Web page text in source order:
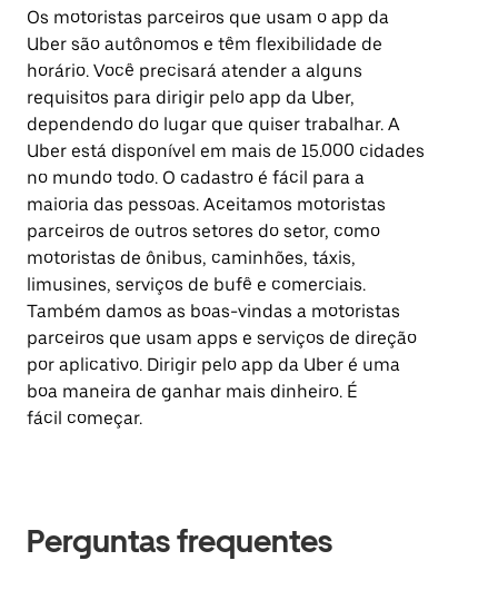
Os motoristas parceiros que usam o app da
Uber são autônomos e têm flexibilidade de
horário. Você precisará atender a alguns
requisitos para dirigir pelo app da Uber,
dependendo do lugar que quiser trabalhar. A
Uber está disponível em mais de 15.000 cidades
no mundo todo. O cadastro é fácil para a
maioria das pessoas. Aceitamos motoristas
parceiros de outros setores do setor, como
motoristas de ônibus, caminhões, táxis,
limusines, serviços de bufê e comerciais.
Também damos as boas-vindas a motoristas
parceiros que usam apps e serviços de direção
por aplicativo. Dirigir pelo app da Uber é uma
boa maneira de ganhar mais dinheiro. É
fácil começar.
Perguntas frequentes